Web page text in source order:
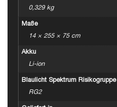
0,329 kg
Maße
14 × 255 × 75 cm
Akku
Li-ion
Blaulicht Spektrum Risikogruppe
RG2